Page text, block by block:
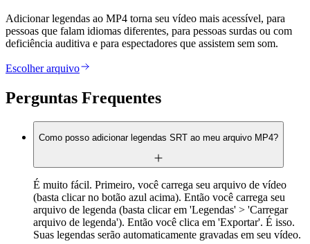
Adicionar legendas ao MP4 torna seu vídeo mais acessível, para
pessoas que falam idiomas diferentes, para pessoas surdas ou com
deficiência auditiva e para espectadores que assistem sem som.
Escolher arquivo
Perguntas Frequentes
Como posso adicionar legendas SRT ao meu arquivo MP4?
É muito fácil. Primeiro, você carrega seu arquivo de vídeo
(basta clicar no botão azul acima). Então você carrega seu
arquivo de legenda (basta clicar em 'Legendas' > 'Carregar
arquivo de legenda'). Então você clica em 'Exportar'. É isso.
Suas legendas serão automaticamente gravadas em seu vídeo.